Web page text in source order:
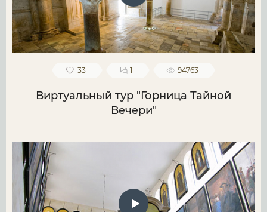
33 1 94763
Виртуальный тур "Горница Тайной
Вечери"